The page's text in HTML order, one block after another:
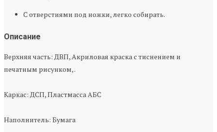
С отверстиями под ножки, легко собирать.
Описание
Верхняя часть: ДВП, Акриловая краска с тиснением и
печатным рисунком, .
Каркас: ДСП, Пластмасса АБС
Наполнитель: Бумага